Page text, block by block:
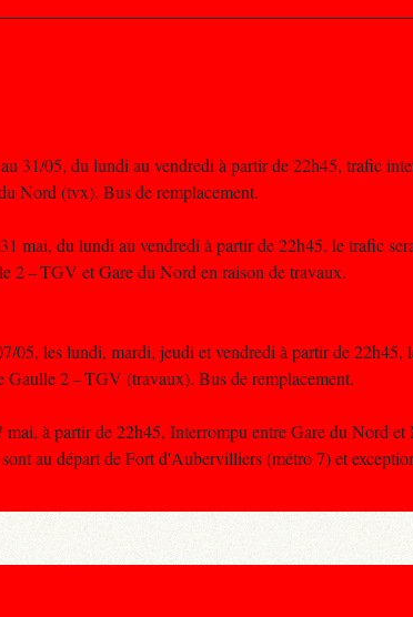
31/05, du lundi au vendredi à partir de 22h45, trafic
Nord (tvx). Bus de remplacement.
mai, du lundi au vendredi à partir de 22h45, le trafic
2 – TGV et Gare du Nord en raison de travaux.
05, les lundi, mardi, jeudi et vendredi à partir de
Gaulle 2 – TGV (travaux). Bus de remplacement.
mai, à partir de 22h45, Interrompu entre Gare du Nord
au départ de Fort d'Aubervilliers (métro 7) et